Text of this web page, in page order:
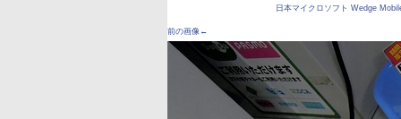
日本マイクロソフト Wedge
前の画像←